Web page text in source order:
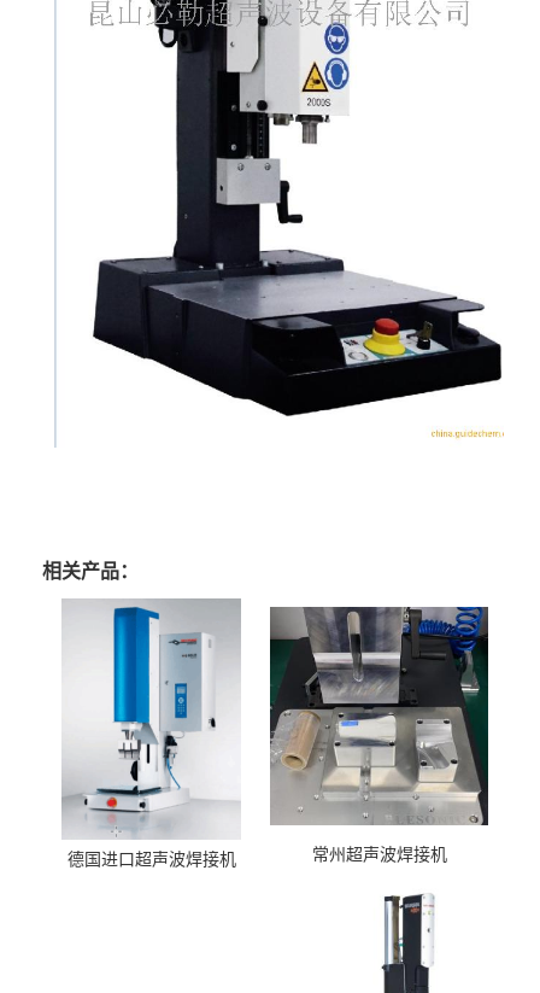
相关产品：
德国进口超声波焊接机 常州超声波焊接机